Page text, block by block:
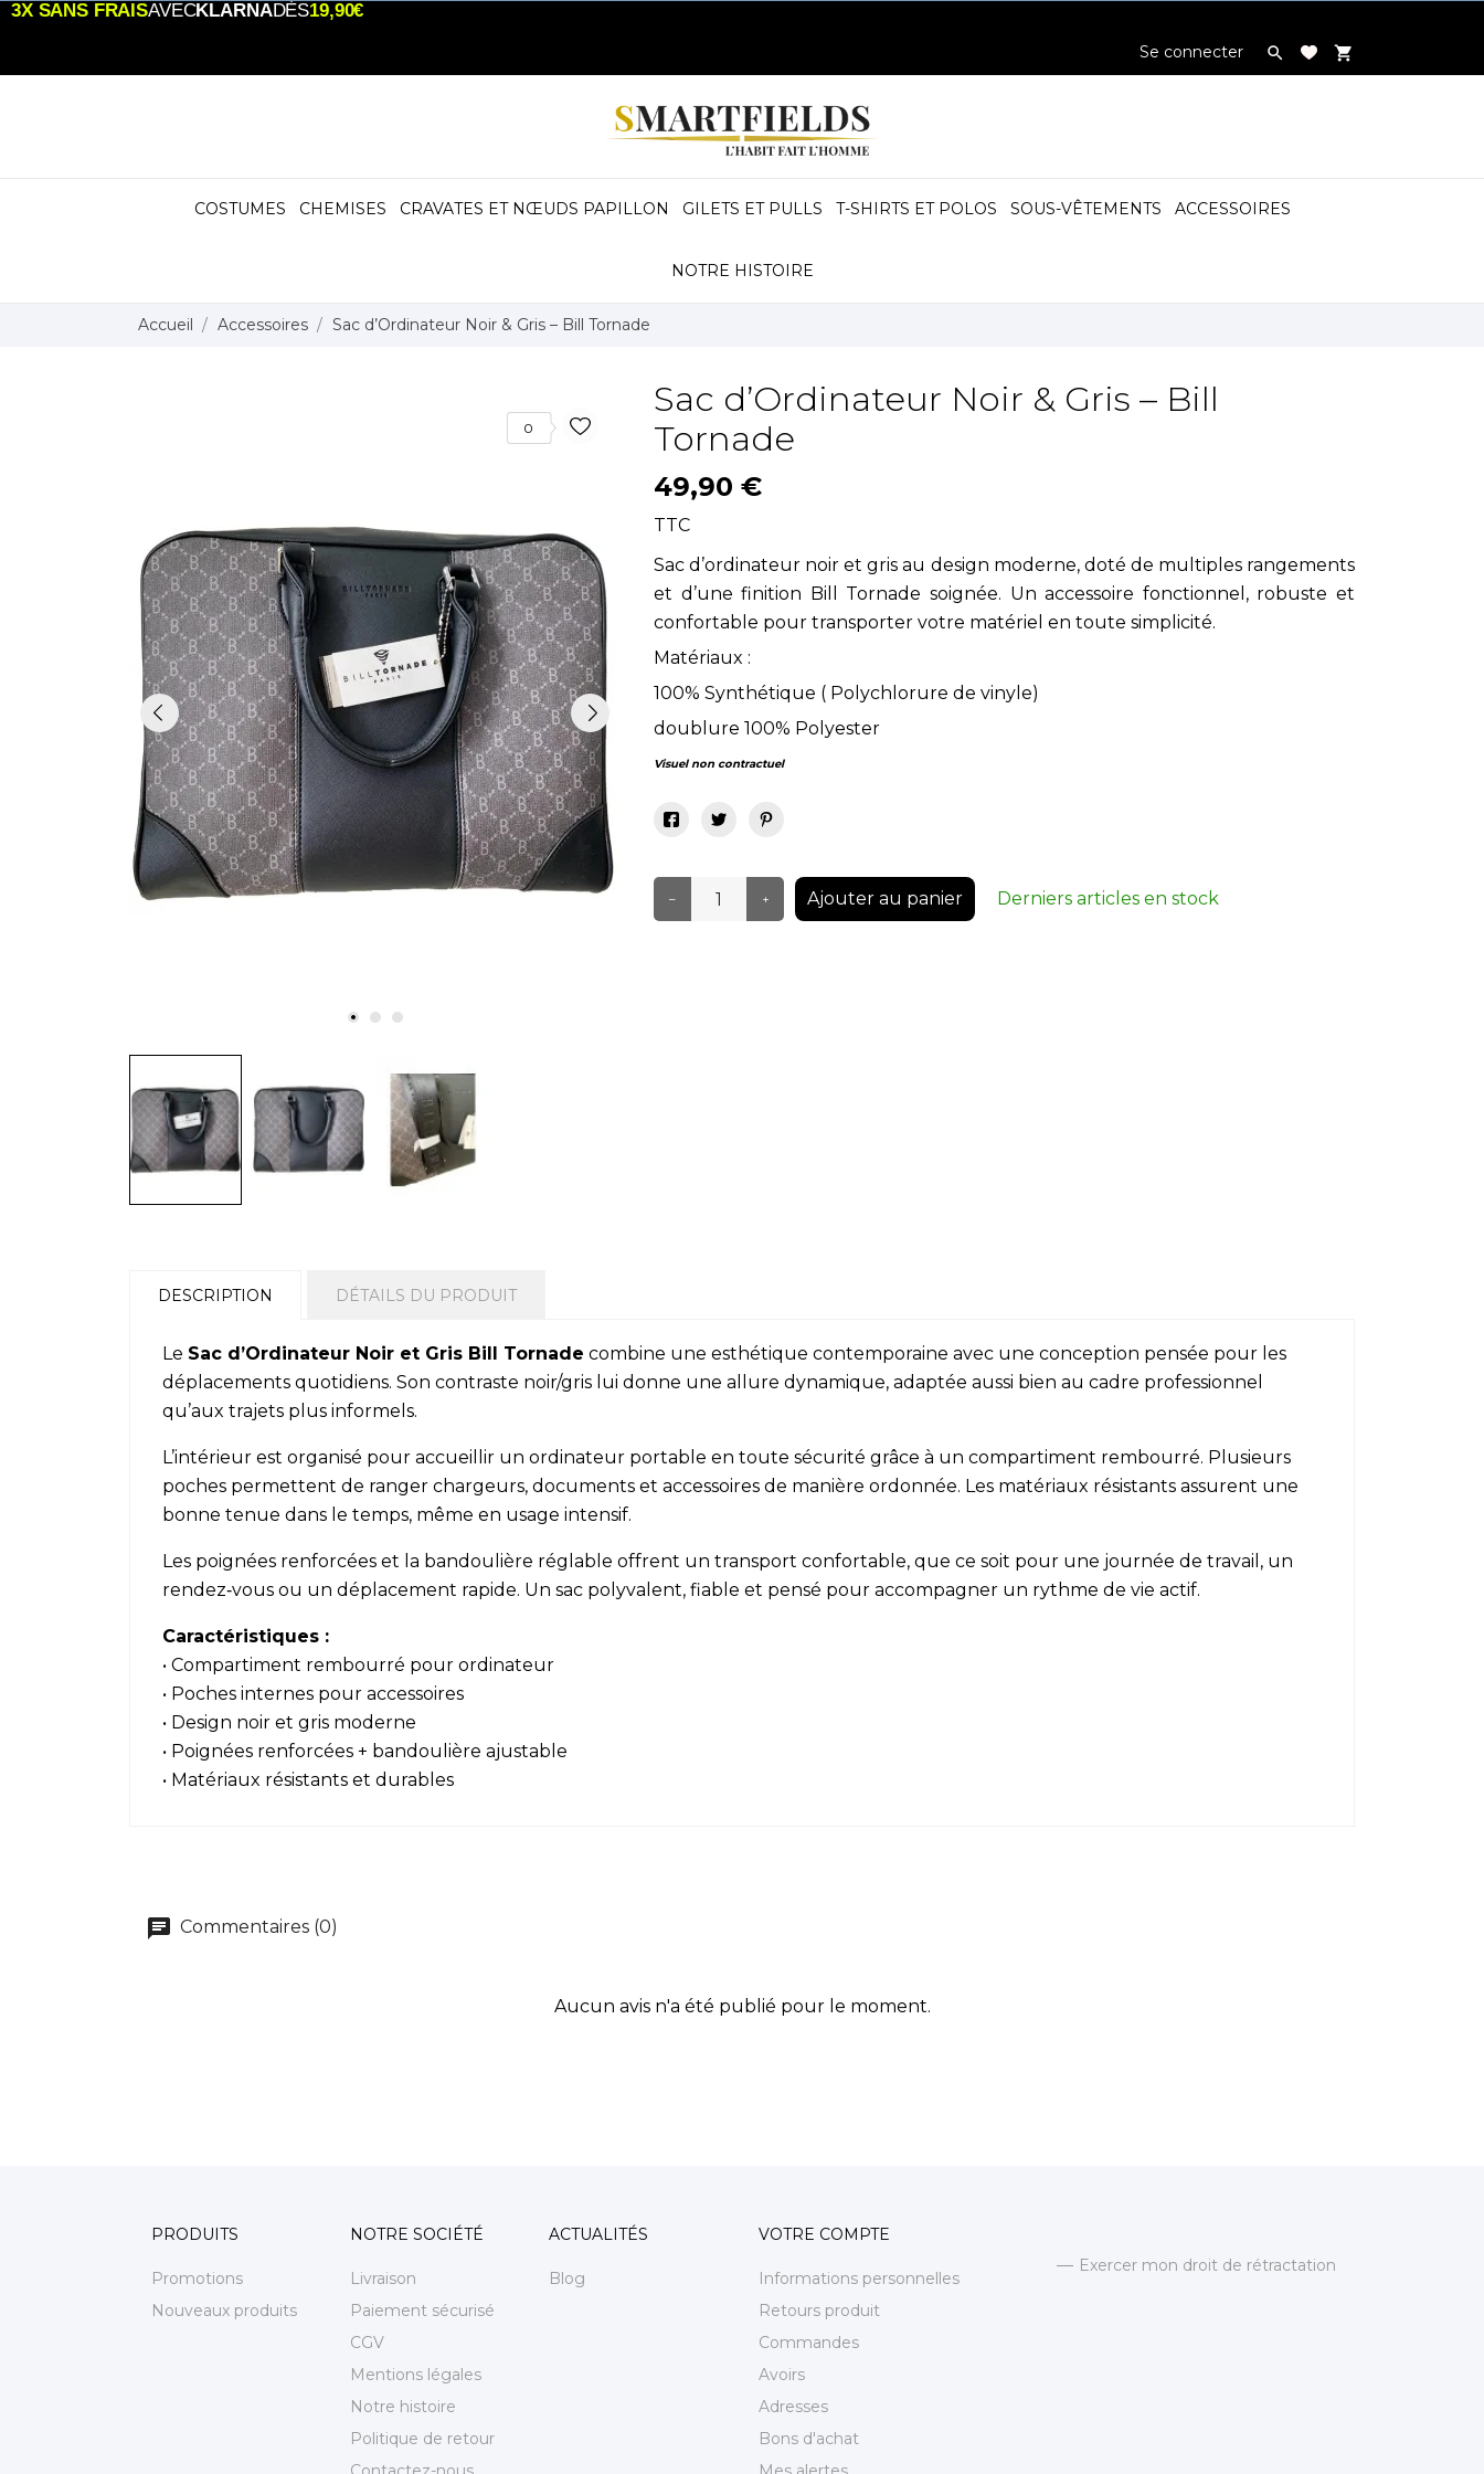
3X SANS FRAISAVECKLARNADÈS19,90€
Se connecter  shopping_cart
COSTUMES CHEMISES CRAVATES ET NŒUDS PAPILLON GILETS ET PULLS T-SHIRTS ET POLOS SOUS-VÊTEMENTS ACCESSOIRES
NOTRE HISTOIRE
Accueil Accessoires Sac d’Ordinateur Noir & Gris – Bill Tornade
0
Sac d’Ordinateur Noir & Gris – Bill
Tornade
49,90 €
TTC
Sac d’ordinateur noir et gris au design moderne, doté de multiples rangements
et d’une finition Bill Tornade soignée. Un accessoire fonctionnel, robuste et
confortable pour transporter votre matériel en toute simplicité.
Matériaux :
100% Synthétique ( Polychlorure de vinyle)
doublure 100% Polyester
Visuel non contractuel
– + Ajouter au panier Derniers articles en stock
DESCRIPTION DÉTAILS DU PRODUIT
Le Sac d’Ordinateur Noir et Gris Bill Tornade combine une esthétique contemporaine avec une conception pensée pour les
déplacements quotidiens. Son contraste noir/gris lui donne une allure dynamique, adaptée aussi bien au cadre professionnel
qu’aux trajets plus informels.
L’intérieur est organisé pour accueillir un ordinateur portable en toute sécurité grâce à un compartiment rembourré. Plusieurs
poches permettent de ranger chargeurs, documents et accessoires de manière ordonnée. Les matériaux résistants assurent une
bonne tenue dans le temps, même en usage intensif.
Les poignées renforcées et la bandoulière réglable offrent un transport confortable, que ce soit pour une journée de travail, un
rendez‑vous ou un déplacement rapide. Un sac polyvalent, fiable et pensé pour accompagner un rythme de vie actif.
Caractéristiques :
• Compartiment rembourré pour ordinateur
• Poches internes pour accessoires
• Design noir et gris moderne
• Poignées renforcées + bandoulière ajustable
• Matériaux résistants et durables
Commentaires (0)
Aucun avis n'a été publié pour le moment.
PRODUITS
Promotions
Nouveaux produits
NOTRE SOCIÉTÉ
Livraison
Paiement sécurisé
CGV
Mentions légales
Notre histoire
Politique de retour
ACTUALITÉS
Blog
VOTRE COMPTE
Informations personnelles
Retours produit
Commandes
Avoirs
Adresses
Bons d'achat
Exercer mon droit de rétractation